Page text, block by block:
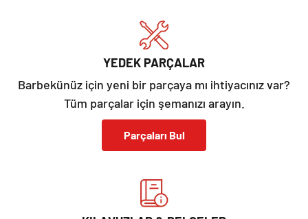
YEDEK PARÇALAR
Barbekünüz için yeni bir parçaya mı ihtiyacınız var?
Tüm parçalar için şemanızı arayın.
Parçaları Bul